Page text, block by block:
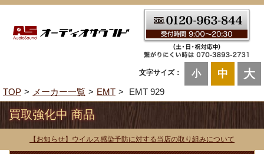
文字サイズ： 小 中 大
TOP メーカー一覧 EMT EMT 929
買取強化中 商品
【お知らせ】ウイルス感染予防に対する当店の取り組みについて